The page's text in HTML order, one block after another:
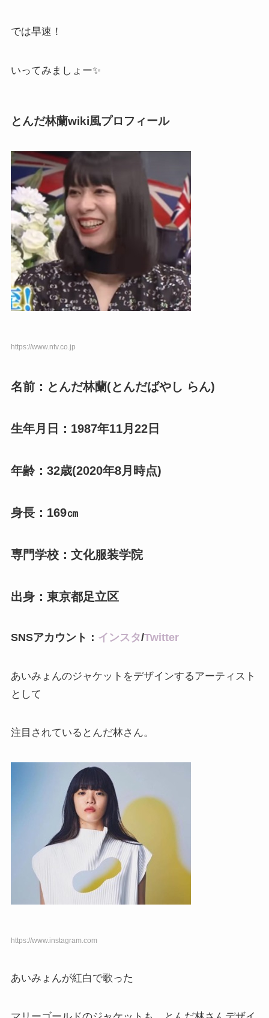
では早速！
いってみましょー✨
とんだ林蘭wiki風プロフィール
https://www.ntv.co.jp
名前：とんだ林蘭(とんだばやし らん)
生年月日：1987年11月22日
年齢：32歳(2020年8月時点)
身長：169㎝
専門学校：文化服装学院
出身：東京都足立区
SNSアカウント： インスタ/Twitter
あいみょんのジャケットをデザインするアーティスト
として
注目されているとんだ林さん。
https://www.instagram.com
あいみょんが紅白で歌った